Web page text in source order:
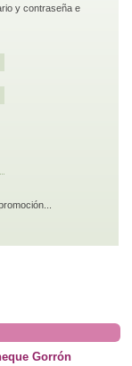
y contraseña e
Gorrón